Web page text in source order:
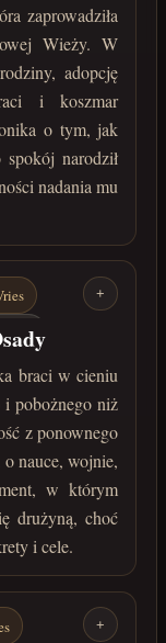
zaprowadziła
Wieży. W
adopcję
i koszmar
o tym, jak
narodził
nadania mu
+
braci w cieniu
i pobożnego niż
z ponownego
nauce, wojnie,
w którym
drużyną, choć
i cele.
+